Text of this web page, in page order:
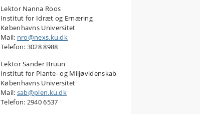
Lektor Nanna Roos
Institut for Idræt og Ernæring
Københavns Universitet
Mail: nro@nexs.ku.dk
Telefon: 3028 8988
Lektor Sander Bruun
Institut for Plante- og Miljøvidenskab
Københavns Universitet
Mail: sab@plen.ku.dk
Telefon: 2940 6537